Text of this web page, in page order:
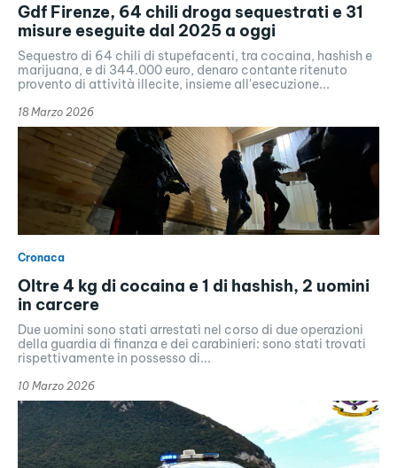
Gdf Firenze, 64 chili droga sequestrati e 31
misure eseguite dal 2025 a oggi
Sequestro di 64 chili di stupefacenti, tra cocaina, hashish e
marijuana, e di 344.000 euro, denaro contante ritenuto
provento di attività illecite, insieme all'esecuzione...
18 Marzo 2026
Cronaca
Oltre 4 kg di cocaina e 1 di hashish, 2 uomini
in carcere
Due uomini sono stati arrestati nel corso di due operazioni
della guardia di finanza e dei carabinieri: sono stati trovati
rispettivamente in possesso di...
10 Marzo 2026